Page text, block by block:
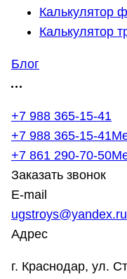
Калькулятор
Калькулятор
Блог
+7 988 365-15-41
+7 988 365-15-41
+7 861 290-70-50
Заказать звонок
E-mail
ugstroys@yandex.ru
Адрес
г. Краснодар, ул.